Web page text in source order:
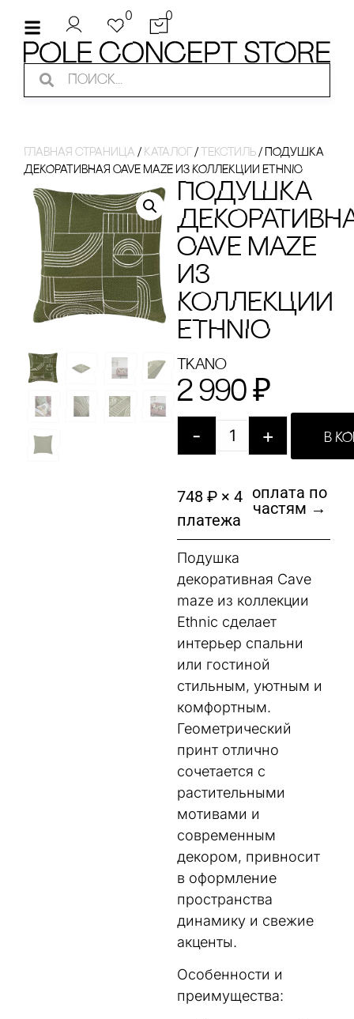
0 0
Главная страница / Каталог / Текстиль / ПОДУШКА
ДЕКОРАТИВНАЯ CAVE MAZE ИЗ КОЛЛЕКЦИИ ETHNIC
ПОДУШКА
CAVE MAZE
ИЗ
КОЛЛЕКЦИИ
ETHNIC
Tkano
2 990 ₽
- + В
748 ₽ × 4
платежа
оплата по
частям →
Подушка
декоративная Cave
maze из коллекции
Ethnic сделает
интерьер спальни
или гостиной
стильным, уютным и
комфортным.
Геометрический
принт отлично
сочетается с
растительными
мотивами и
современным
декором, привносит
в оформление
пространства
динамику и свежие
акценты.
Особенности и
преимущества: